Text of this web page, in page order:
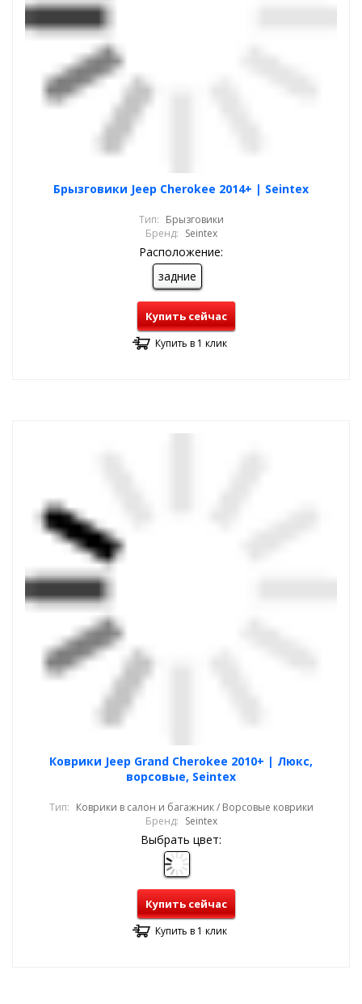
Брызговики Jeep Cherokee 2014+ | Seintex
Тип: Брызговики
Бренд: Seintex
Расположение:
задние
Купить сейчас
Купить в 1 клик
Коврики Jeep Grand Cherokee 2010+ | Люкс,
ворсовые, Seintex
Тип: Коврики в салон и багажник / Ворсовые коврики
Бренд: Seintex
Выбрать цвет:
Купить сейчас
Купить в 1 клик